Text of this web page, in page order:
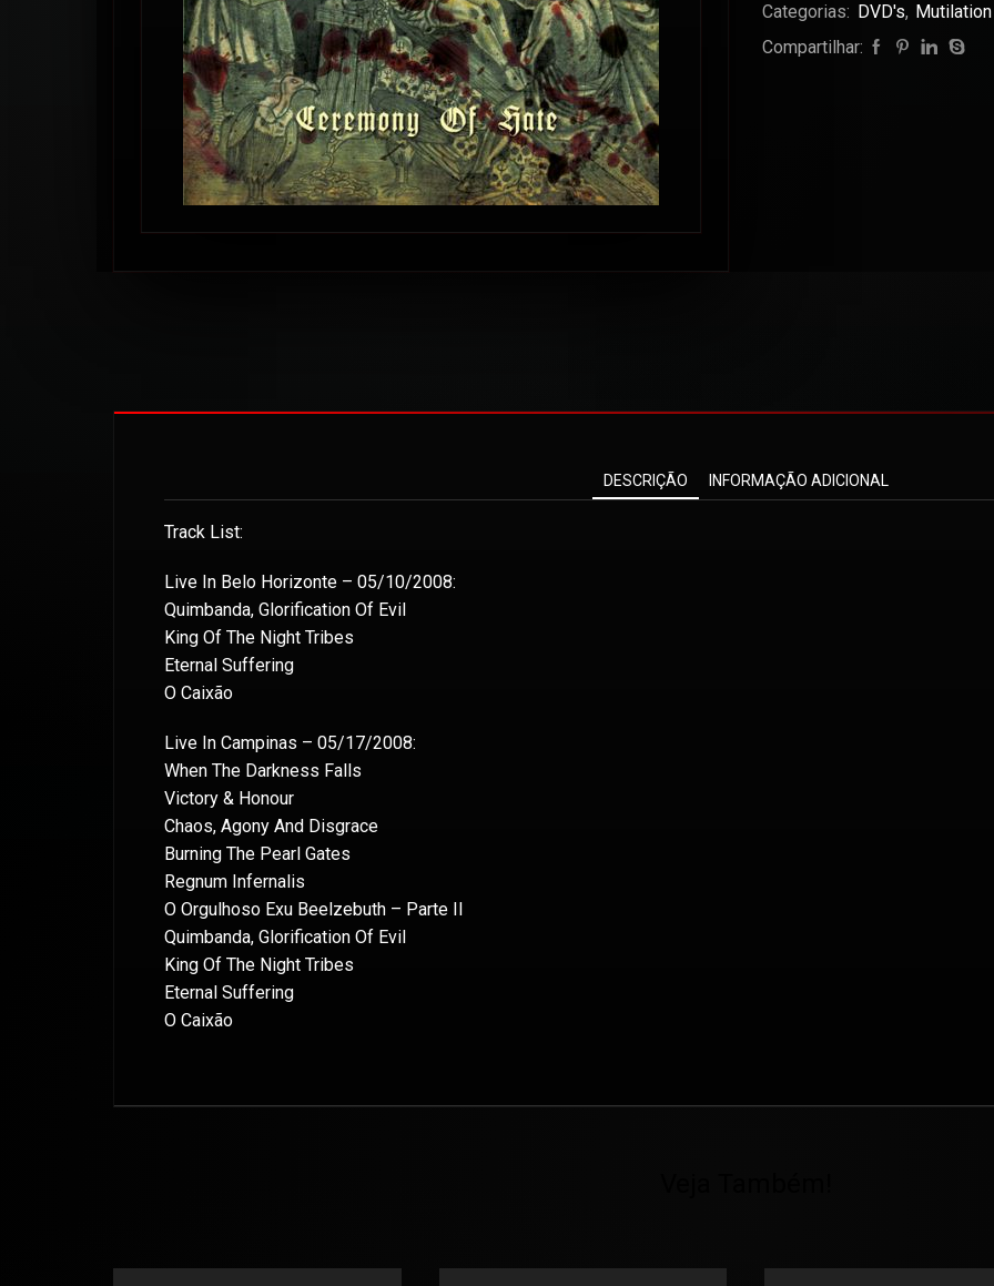
Categorias: DVD's,
Compartilhar:
DESCRIÇÃO INFORMAÇÃO ADICIONAL
Track List:
Live In Belo Horizonte – 05/10/2008:
Quimbanda, Glorification Of Evil
King Of The Night Tribes
Eternal Suffering
O Caixão
Live In Campinas – 05/17/2008:
When The Darkness Falls
Victory & Honour
Chaos, Agony And Disgrace
Burning The Pearl Gates
Regnum Infernalis
O Orgulhoso Exu Beelzebuth – Parte II
Quimbanda, Glorification Of Evil
King Of The Night Tribes
Eternal Suffering
O Caixão